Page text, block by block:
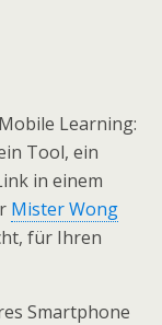
Learning:
Tool, ein
in einem
Mister Wong
für Ihren
Smartphone